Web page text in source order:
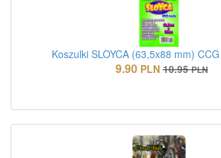
Koszulki SLOYCA (63,5x88 mm)
9.90 PLN 10.95 PLN